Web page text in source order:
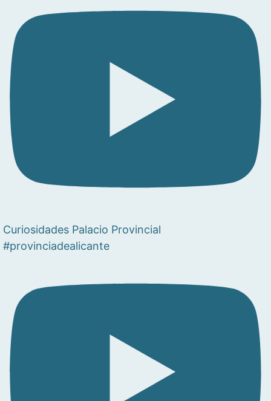
Curiosidades Palacio Provincial
#provinciadealicante